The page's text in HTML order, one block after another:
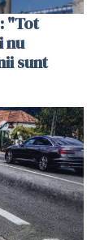
"Tot
nu
sunt